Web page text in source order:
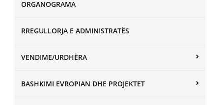
ORGANOGRAMA
RREGULLORJA E ADMINISTRATËS
VENDIME/URDHËRA
BASHKIMI EVROPIAN DHE PROJEKTET